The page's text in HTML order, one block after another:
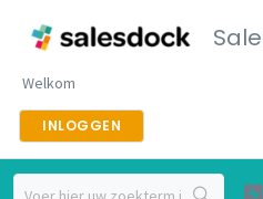
Welkom
INLOGGEN